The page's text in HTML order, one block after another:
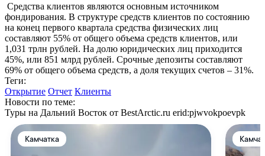
Средства клиентов являются основным источником
фондирования. В структуре средств клиентов по состоянию
на конец первого квартала средства физических лиц
составляют 55% от общего объема средств клиентов, или
1,031 трлн рублей. На долю юридических лиц приходится
45%, или 851 млрд рублей. Срочные депозиты составляют
69% от общего объема средств, а доля текущих счетов – 31%.
Теги:
Открытие Отчет Клиенты
Новости по теме:
Туры на Дальний Восток от BestArctic.ru erid:pjwvokpoevpk